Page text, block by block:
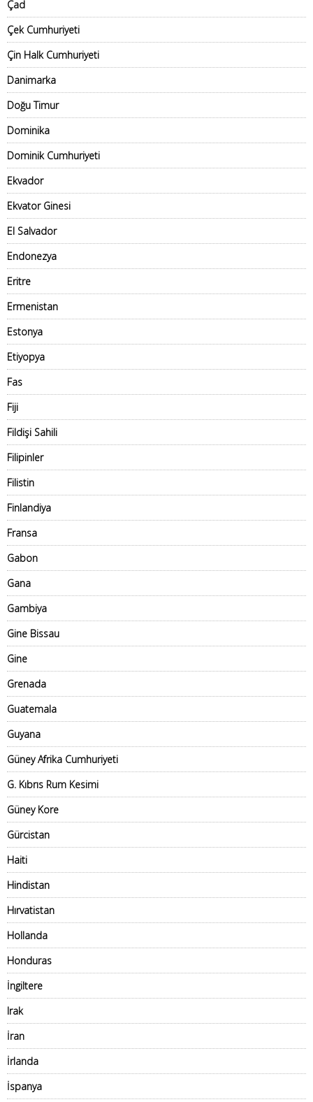
Çad
Çek Cumhuriyeti
Çin Halk Cumhuriyeti
Danimarka
Doğu Timur
Dominika
Dominik Cumhuriyeti
Ekvador
Ekvator Ginesi
El Salvador
Endonezya
Eritre
Ermenistan
Estonya
Etiyopya
Fas
Fiji
Fildişi Sahili
Filipinler
Filistin
Finlandiya
Fransa
Gabon
Gana
Gambiya
Gine Bissau
Gine
Grenada
Guatemala
Guyana
Güney Afrika Cumhuriyeti
G. Kıbrıs Rum Kesimi
Güney Kore
Gürcistan
Haiti
Hindistan
Hırvatistan
Hollanda
Honduras
İngiltere
Irak
İran
İrlanda
İspanya